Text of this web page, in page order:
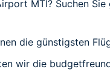
MTI? Suchen
die günstigsten
wir die